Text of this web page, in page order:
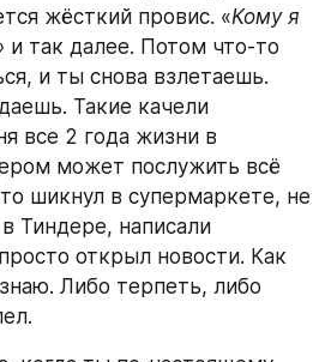
жёсткий провис. «Кому я
и так далее. Потом что-то
и ты снова взлетаешь.
Такие качели
все 2 года жизни в
может послужить всё
шикнул в супермаркете, не
Тиндере, написали
открыл новости. Как
Либо терпеть, либо